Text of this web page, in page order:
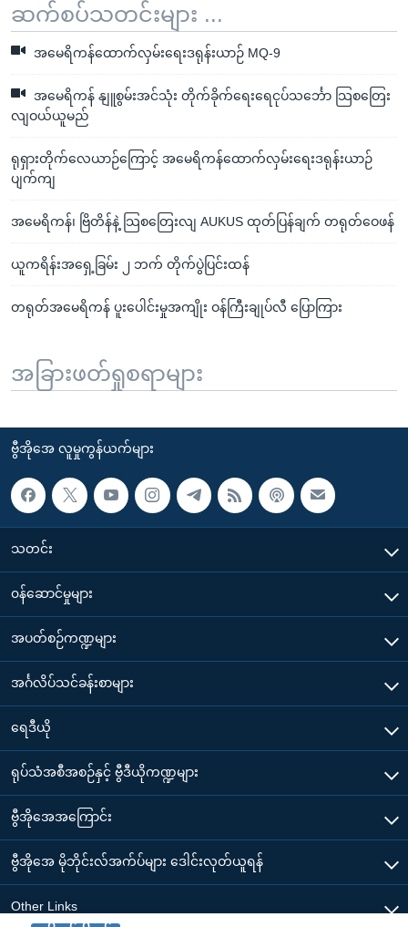
ဆက်စပ်သတင်းများ ...
အမေရိကန်ထောက်လှမ်းရေးဒရုန်းယာဉ် MQ-9
အမေရိကန် နျူစွမ်းအင်သုံး တိုက်ခိုက်ရေးရေငုပ်သင်္ဘော သြစတြေး
လျဝယ်ယူမည်
ရုရှားတိုက်လေယာဉ်ကြောင့် အမေရိကန်ထောက်လှမ်းရေးဒရုန်းယာဉ်
ပျက်ကျ
အမေရိကန်၊ ဗြိတိန်နဲ့ သြစတြေးလျ AUKUS ထုတ်ပြန်ချက် တရုတ်ဝေဖန်
ယူကရိန်းအရှေ့ခြမ်း ၂ ဘက် တိုက်ပွဲပြင်းထန်
တရုတ်အမေရိကန် ပူးပေါင်းမှုအကျိုး ဝန်ကြီးချုပ်လီ ပြောကြား
အခြားဖတ်ရှုစရာများ
ဗွီအိုအေ လူမှုကွန်ယက်များ
သတင်း
၀န်ဆောင်မှုများ
အပတ်စဉ်ကဏ္ဍများ
အင်္ဂလိပ်သင်ခန်းစာများ
ရေဒီယို
ရုပ်သံအစီအစဉ်နှင့် ဗွီဒီယိုကဏ္ဍများ
ဗွီအိုအေအကြောင်း
ဗွီအိုအေ မိုဘိုင်းလ်အက်ပ်များ ဒေါင်းလုတ်ယူရန်
Other Links